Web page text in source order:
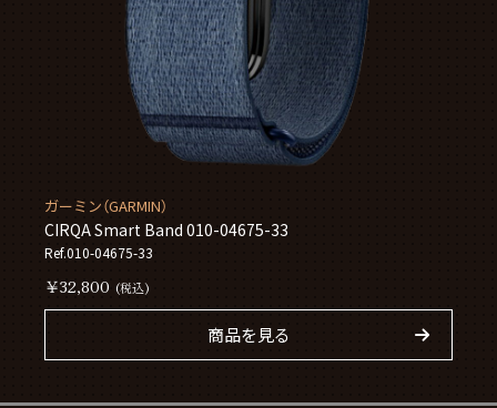
ガーミン（GARMIN）
CIRQA Smart Band 010-04675-33
Ref.010-04675-33
￥32,800 (税込)
商品を見る